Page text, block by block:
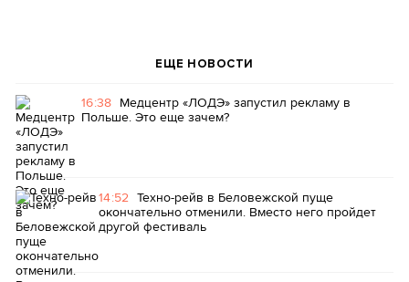
ЕЩЕ НОВОСТИ
16:38 Медцентр «ЛОДЭ» запустил рекламу в
Польше. Это еще зачем?
14:52 Техно-рейв в Беловежской пуще
окончательно отменили. Вместо него пройдет
другой фестиваль